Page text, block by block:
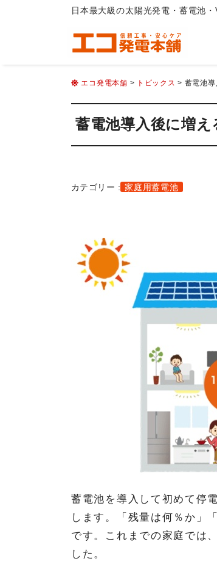
日本最大級の太陽光発電・蓄電池
エコ発電本舗 > トピックス > 蓄電池
蓄電池導入後に増
カテゴリー : 家庭用蓄電池
蓄電池を導入して初めて停
します。「残量は何％か」
です。これまでの家庭では
した。